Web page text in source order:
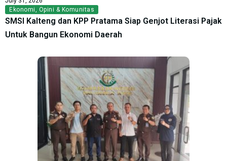
Ekonomi, Opini & Komunitas
SMSI Kalteng dan KPP Pratama Siap Genjot Literasi Pajak
Untuk Bangun Ekonomi Daerah